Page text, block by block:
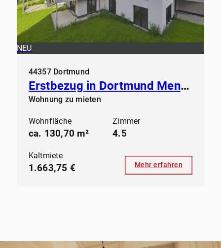
NEU
44357 Dortmund
Erstbezug in Dortmund Mengede - Modernes Wohnen ab sofort
Wohnung zu mieten
Wohnfläche
ca. 130,70 m²
Zimmer
4.5
Kaltmiete
1.663,75 € Mehr erfahren